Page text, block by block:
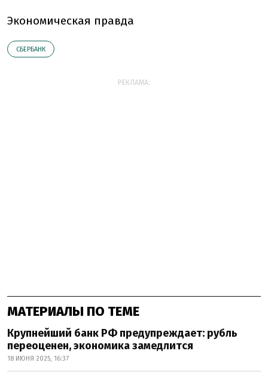
Экономическая правда
СБЕРБАНК
РЕКЛАМА:
МАТЕРИАЛЫ ПО ТЕМЕ
Крупнейший банк РФ предупреждает: рубль
переоценен, экономика замедлится
18 ИЮНЯ 2025, 16:37